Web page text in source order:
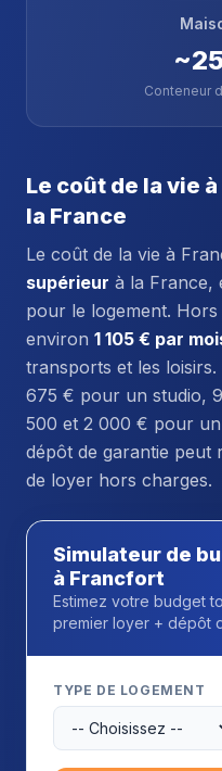
Conteneur
Le coût de la vie
la France
Le coût de la vie à
supérieur à la France,
pour le logement.
environ 1 105 € par
transports et les
675 € pour un studio,
500 et 2 000 € pour
dépôt de garantie peut
de loyer hors charges.
Simulateur de
à Francfort
Estimez votre budget
premier loyer + dépôt
TYPE DE LOGEMENT